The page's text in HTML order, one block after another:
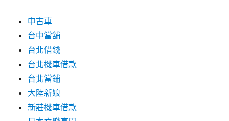
中古車
台中當舖
台北借錢
台北機車借款
台北當鋪
大陸新娘
新莊機車借款